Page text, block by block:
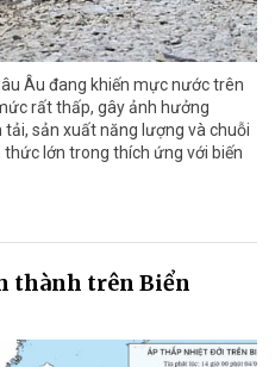
Âu đang khiến mực nước trên
rất thấp, gây ảnh hưởng
sản xuất năng lượng và chuỗi
lớn trong thích ứng với biến
thành trên Biển